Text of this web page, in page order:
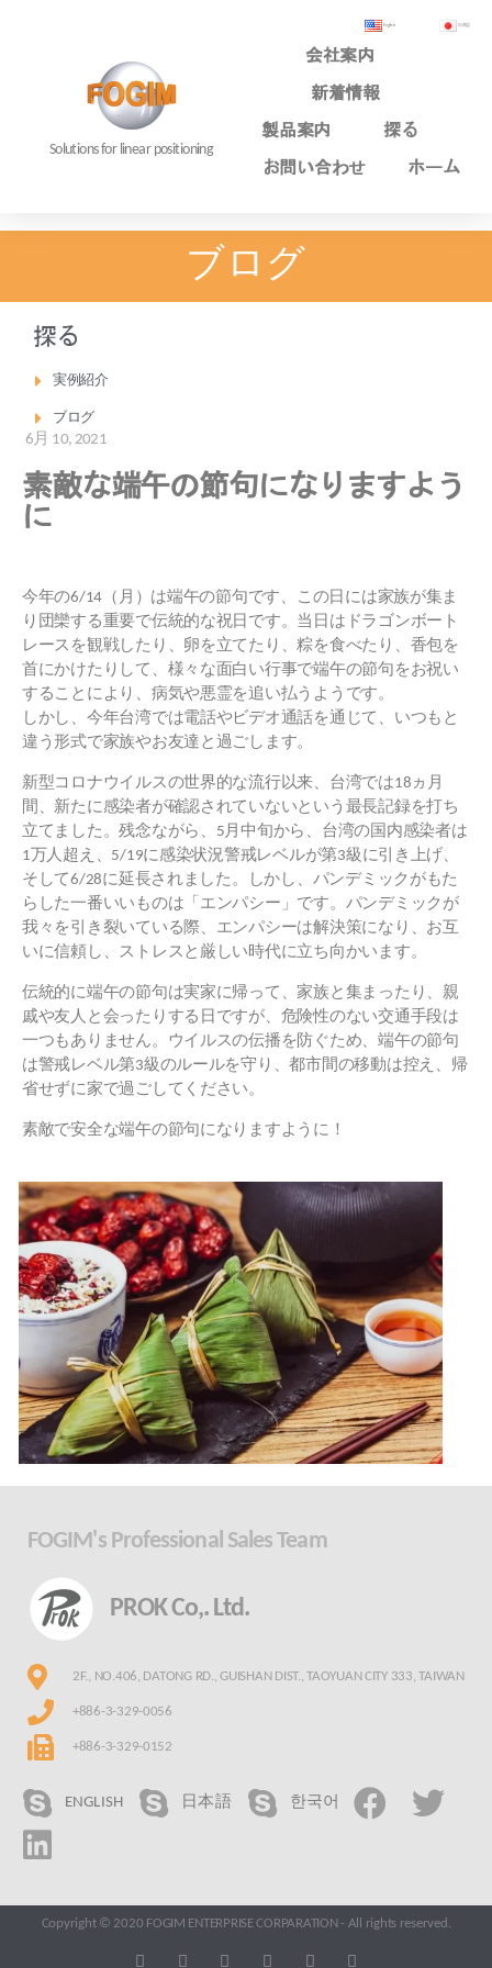
English 日本語
Solutions for linear positioning
会社案内
新着情報
製品案内 探る
お問い合わせ ホーム
ブログ
探る
実例紹介
ブログ
6月 10, 2021
素敵な端午の節句になりますよう
に
今年の6/14（月）は端午の節句です、この日には家族が集ま
り団欒する重要で伝統的な祝日です。当日はドラゴンボート
レースを観戦したり、卵を立てたり、粽を食べたり、香包を
首にかけたりして、様々な面白い行事で端午の節句をお祝い
することにより、病気や悪霊を追い払うようです。
しかし、今年台湾では電話やビデオ通話を通じて、いつもと
違う形式で家族やお友達と過ごします。
新型コロナウイルスの世界的な流行以来、台湾では18ヵ月
間、新たに感染者が確認されていないという最長記録を打ち
立てました。残念ながら、5月中旬から、台湾の国内感染者は
1万人超え、5/19に感染状況警戒レベルが第3級に引き上げ、
そして6/28に延長されました。しかし、パンデミックがもた
らした一番いいものは「エンパシー」です。パンデミックが
我々を引き裂いている際、エンパシーは解決策になり、お互
いに信頼し、ストレスと厳しい時代に立ち向かいます。
伝統的に端午の節句は実家に帰って、家族と集まったり、親
戚や友人と会ったりする日ですが、危険性のない交通手段は
一つもありません。ウイルスの伝播を防ぐため、端午の節句
は警戒レベル第3級のルールを守り、都市間の移動は控え、帰
省せずに家で過ごしてください。
素敵で安全な端午の節句になりますように！
FOGIM's Professional Sales Team
PROK Co,. Ltd.
2F., NO.406, DATONG RD., GUISHAN DIST., TAOYUAN CITY 333, TAIWAN
+886-3-329-0056
+886-3-329-0152
ENGLISH 日本語 한국어
Copyright © 2020 FOGIM ENTERPRISE CORPARATION - All rights reserved.